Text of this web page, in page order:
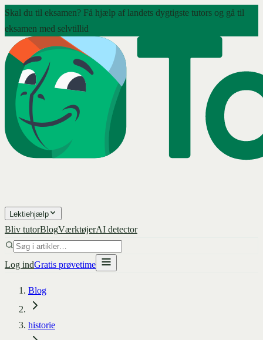
Skal du til eksamen? Få hjælp af landets dygtigste tutors og gå til
eksamen med selvtillid
Lektiehjælp
Bliv tutorBlogVærktøjerAI detector
Log indGratis prøvetime
Blog
historie